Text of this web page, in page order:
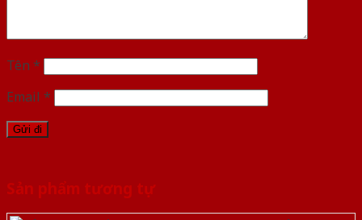
Tên *
Email *
Sản phẩm tương tự